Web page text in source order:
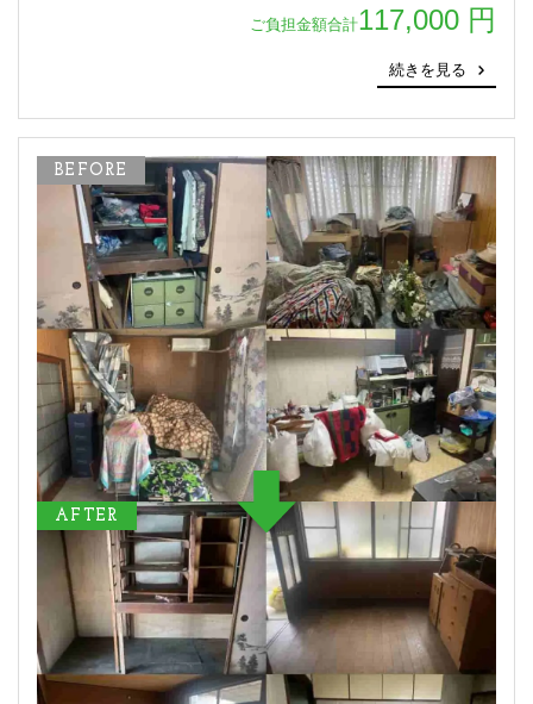
ご負担金額合計117,000 円
続きを見る
BEFORE
AFTER